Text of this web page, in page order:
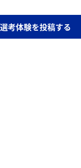
考体験を投稿する